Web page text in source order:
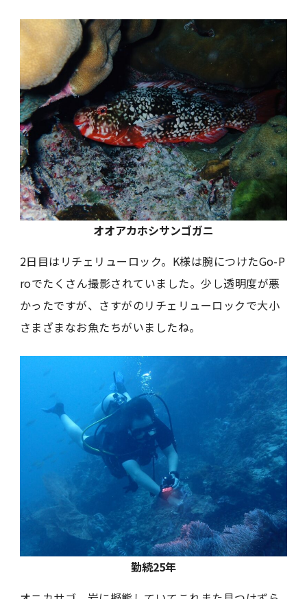
オオアカホシサンゴガニ
2日目はリチェリューロック。K様は腕につけたGo-P
roでたくさん撮影されていました。少し透明度が悪
かったですが、さすがのリチェリューロックで大小
さまざまなお魚たちがいましたね。
勤続25年